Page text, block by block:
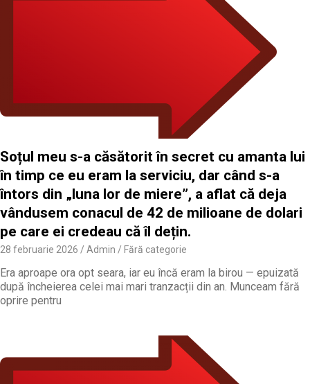
Soțul meu s-a căsătorit în secret cu amanta lui
în timp ce eu eram la serviciu, dar când s-a
întors din „luna lor de miere”, a aflat că deja
vândusem conacul de 42 de milioane de dolari
pe care ei credeau că îl dețin.
28 februarie 2026 Admin Fără categorie
Era aproape ora opt seara, iar eu încă eram la birou — epuizată
după încheierea celei mai mari tranzacții din an. Munceam fără
oprire pentru